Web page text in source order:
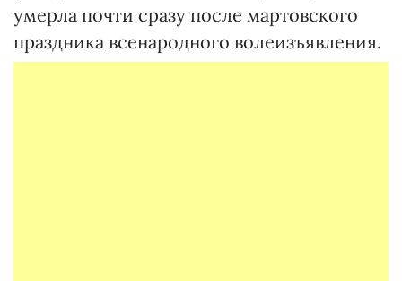
умерла почти сразу после мартовского
праздника всенародного волеизъявления.